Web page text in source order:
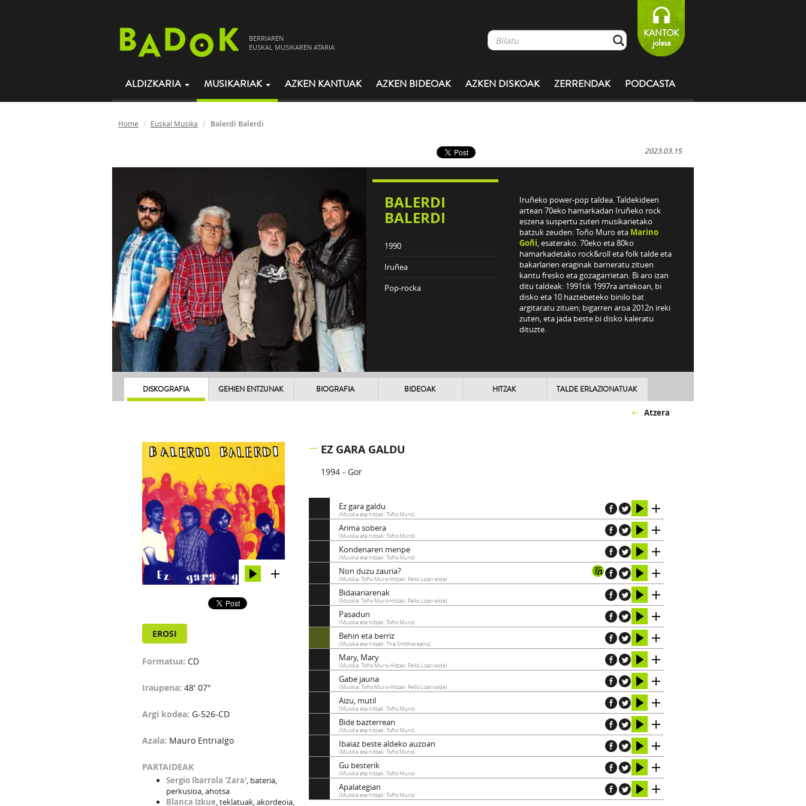
BERRIAREN
EUSKAL MUSIKAREN ATARIA
KANTOK
jolasa
ALDIZKARIA MUSIKARIAK AZKEN KANTUAK AZKEN BIDEOAK AZKEN DISKOAK ZERRENDAK PODCASTA
Home Euskal Musika Balerdi Balerdi
2023.03.15
BALERDI
BALERDI
1990
Iruñea
Pop-rocka
Iruñeko power-pop taldea. Taldekideen
artean 70eko hamarkadan Iruñeko rock
eszena suspertu zuten musikarietako
batzuk zeuden: Toño Muro eta Marino
Goñi, esaterako. 70eko eta 80ko
hamarkadetako rock&roll eta folk talde eta
bakarlarien eraginak barneratu zituen
kantu fresko eta gozagarrietan. Bi aro izan
ditu taldeak: 1991tik 1997ra artekoan, bi
disko eta 10 haztebeteko binilo bat
argitaratu zituen; bigarren aroa 2012n ireki
zuten, eta jada beste bi disko kaleratu
dituzte.
DISKOGRAFIA GEHIEN ENTZUNAK BIOGRAFIA BIDEOAK HITZAK TALDE ERLAZIONATUAK
Atzera
EROSI
Formatua: CD
Iraupena: 48' 07"
Argi kodea: G-526-CD
Azala: Mauro Entrialgo
PARTAIDEAK
Sergio Ibarrola 'Zara', bateria,
perkusioa, ahotsa
Blanca Izkue, teklatuak, akordeoia,
EZ GARA GALDU
1994 - Gor
Ez gara galdu
(Musika eta hitzak: Toño Muro)
Arima sobera
(Musika eta hitzak: Toño Muro)
Kondenaren menpe
(Musika eta hitzak: Toño Muro)
Non duzu zauria?
(Musika: Toño Muro-Hitzak: Pello Lizarralde)
Bidaiariarenak
(Musika: Toño Muro-Hitzak: Pello Lizarralde)
Pasadun
(Musika eta hitzak: Toño Muro)
Behin eta berriz
(Musika eta hitzak: The Smithereens)
Mary, Mary
(Musika: Toño Muro-Hitzak: Pello Lizarralde)
Gabe jauna
(Musika: Toño Muro-Hitzak: Pello Lizarralde)
Aizu, mutil
(Musika eta hitzak: Toño Muro)
Bide bazterrean
(Musika eta hitzak: Toño Muro)
Ibaiaz beste aldeko auzoan
(Musika eta hitzak: Toño Muro)
Gu besterik
(Musika eta hitzak: Toño Muro)
Apalategian
(Musika eta hitzak: Toño Muro)